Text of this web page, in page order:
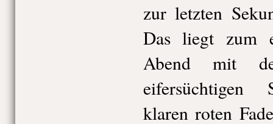
zur letzten
Das liegt zum
Abend mit
eifersüchtigen
klaren roten